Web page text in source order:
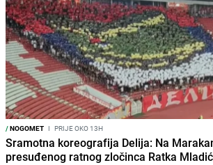
/NOGOMET I PRIJE OKO 13H
Sramotna koreografija Delija: Na
presuđenog ratnog zločinca Ratka